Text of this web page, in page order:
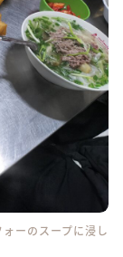
ーのスープに浸し